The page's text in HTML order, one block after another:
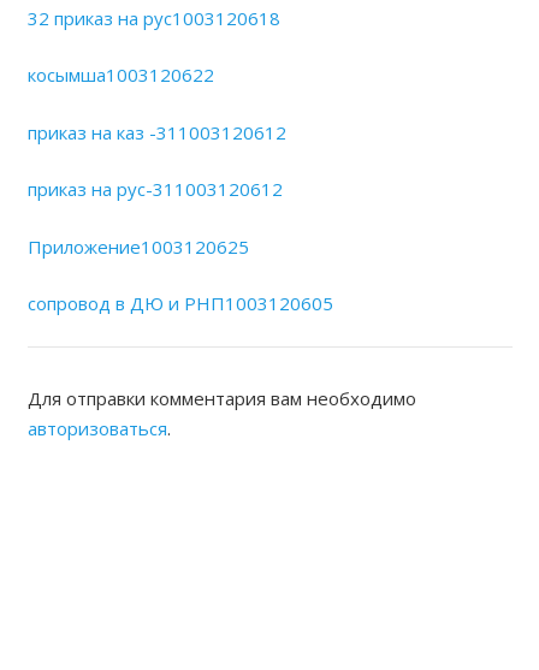
32 приказ на рус1003120618
косымша1003120622
приказ на каз -311003120612
приказ на рус-311003120612
Приложение1003120625
сопровод в ДЮ и РНП1003120605
Для отправки комментария вам необходимо
авторизоваться.